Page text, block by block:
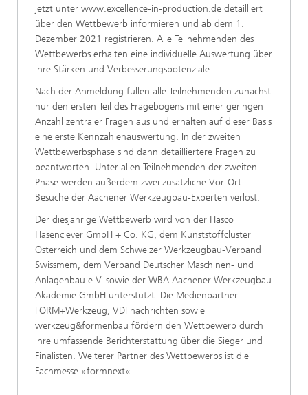
jetzt unter www.excellence-in-production.de detailliert
über den Wettbewerb informieren und ab dem 1.
Dezember 2021 registrieren. Alle Teilnehmenden des
Wettbewerbs erhalten eine individuelle Auswertung über
ihre Stärken und Verbesserungspotenziale.
Nach der Anmeldung füllen alle Teilnehmenden zunächst
nur den ersten Teil des Fragebogens mit einer geringen
Anzahl zentraler Fragen aus und erhalten auf dieser Basis
eine erste Kennzahlenauswertung. In der zweiten
Wettbewerbsphase sind dann detailliertere Fragen zu
beantworten. Unter allen Teilnehmenden der zweiten
Phase werden außerdem zwei zusätzliche Vor-Ort-
Besuche der Aachener Werkzeugbau-Experten verlost.
Der diesjährige Wettbewerb wird von der Hasco
Hasenclever GmbH + Co. KG, dem Kunststoffcluster
Österreich und dem Schweizer Werkzeugbau-Verband
Swissmem, dem Verband Deutscher Maschinen- und
Anlagenbau e.V. sowie der WBA Aachener Werkzeugbau
Akademie GmbH unterstützt. Die Medienpartner
FORM+Werkzeug, VDI nachrichten sowie
werkzeug&formenbau fördern den Wettbewerb durch
ihre umfassende Berichterstattung über die Sieger und
Finalisten. Weiterer Partner des Wettbewerbs ist die
Fachmesse »formnext«.